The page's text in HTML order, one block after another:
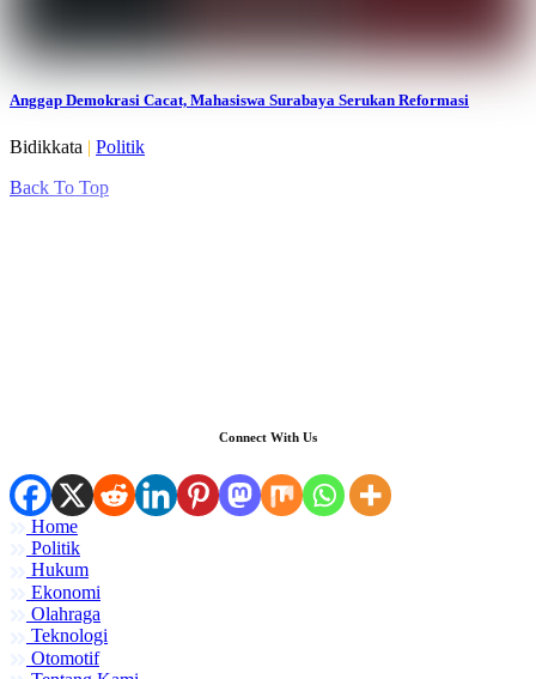
Anggap Demokrasi Cacat, Mahasiswa Surabaya Serukan Reformasi
Bidikkata | Politik
Back To Top
Connect With Us
Home
Politik
Hukum
Ekonomi
Olahraga
Teknologi
Otomotif